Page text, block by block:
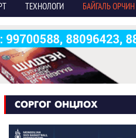
ТЕХНОЛОГИ БАЙГАЛЬ ОРЧИН
СОРГОГ ОНЦЛОХ